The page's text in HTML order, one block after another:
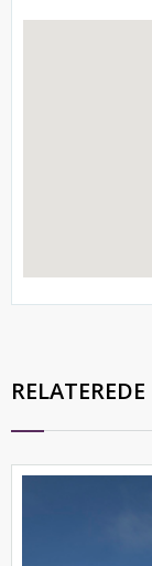
RELATEREDE